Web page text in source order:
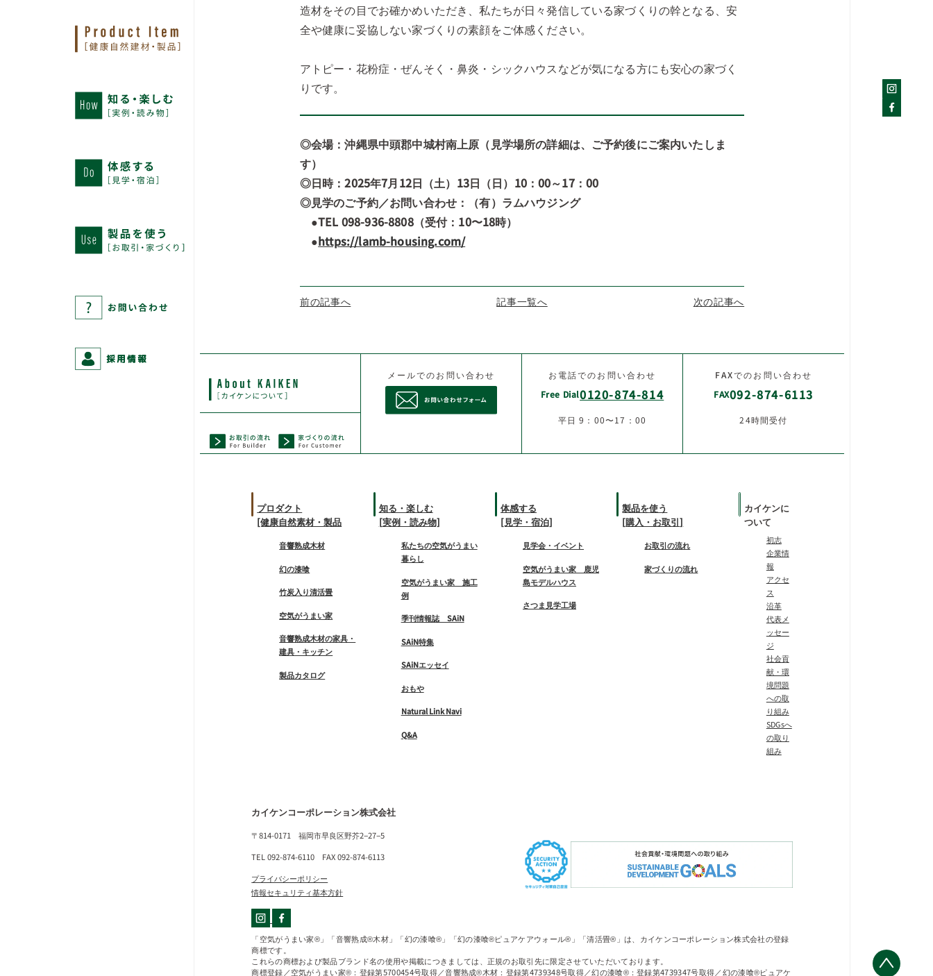
造材をその目でお確かめいただき、私たちが日々発信している家づくりの幹となる、安
全や健康に妥協しない家づくりの素顔をご体感ください。
アトピー・花粉症・ぜんそく・鼻炎・シックハウスなどが気になる方にも安心の家づく
りです。
◎会場：沖縄県中頭郡中城村南上原（見学場所の詳細は、ご予約後にご案内いたしま
す）
◎日時：2025年7月12日（土）13日（日）10：00～17：00
◎見学のご予約／お問い合わせ：（有）ラムハウジング
●TEL 098-936-8808（受付：10〜18時）
●https://lamb-housing.com/
前の記事へ 記事一覧へ 次の記事へ
メールでのお問い合わせ
お電話でのお問い合わせ
Free Dial0120-874-814
平日 9：00〜17：00
FAXでのお問い合わせ
FAX092-874-6113
24時間受付
プロダクト
[健康自然素材・製品
音響熟成木材
幻の漆喰
竹炭入り清活畳
空気がうまい家
音響熟成木材の家具・
建具・キッチン
製品カタログ
知る・楽しむ
[実例・読み物]
私たちの空気がうまい
暮らし
空気がうまい家 施工
例
季刊情報誌 SAiN
SAiN特集
SAiNエッセイ
おもや
Natural Link Navi
Q&A
体感する
[見学・宿泊]
見学会・イベント
空気がうまい家 鹿児
島モデルハウス
さつま見学工場
製品を使う
[購入・お取引]
お取引の流れ
家づくりの流れ
カイケンに
ついて
初志
企業情
報
アクセ
ス
沿革
代表メ
ッセー
ジ
社会貢
献・環
境問題
への取
り組み
SDGsへ
の取り
組み
カイケンコーポレーション株式会社
〒814-0171 福岡市早良区野芥2−27−5
TEL 092-874-6110 FAX 092-874-6113
プライバシーポリシー
情報セキュリティ基本方針
「空気がうまい家®」「音響熟成®木材」「幻の漆喰®」「幻の漆喰®ピュアケアウォール®」「清活畳®」は、カイケンコーポレーション株式会社の登録
商標です。
これらの商標および製品ブランド名の使用や掲載につきましては、正規のお取引先に限定させていただいております。
商標登録／空気がうまい家®：登録第5700454号取得／音響熟成®木材：登録第4739348号取得／幻の漆喰®：登録第4739347号取得／幻の漆喰®ピュアケ